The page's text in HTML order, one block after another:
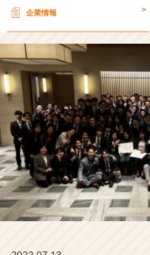
会
R
t
e
a
m
の
タ
イ
ム
ラ
企業情報 >